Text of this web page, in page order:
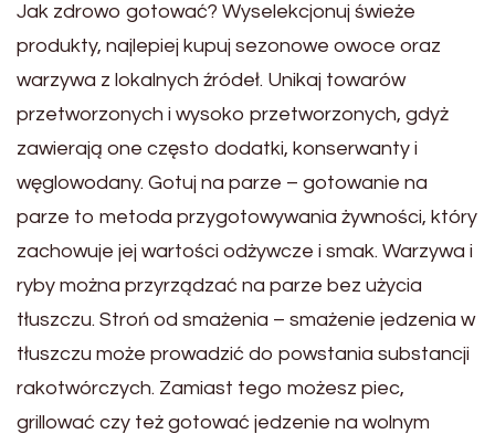
Jak zdrowo gotować? Wyselekcjonuj świeże
produkty, najlepiej kupuj sezonowe owoce oraz
warzywa z lokalnych źródeł. Unikaj towarów
przetworzonych i wysoko przetworzonych, gdyż
zawierają one często dodatki, konserwanty i
węglowodany. Gotuj na parze – gotowanie na
parze to metoda przygotowywania żywności, który
zachowuje jej wartości odżywcze i smak. Warzywa i
ryby można przyrządzać na parze bez użycia
tłuszczu. Stroń od smażenia – smażenie jedzenia w
tłuszczu może prowadzić do powstania substancji
rakotwórczych. Zamiast tego możesz piec,
grillować czy też gotować jedzenie na wolnym